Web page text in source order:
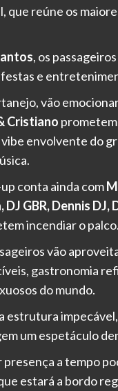
que reúne os
, os
e
vão
Cristiano
vibe envolvente do
conta ainda com
GBR, Dennis
incendiar o palco.
vão
gastronomia
do mundo.
estrutura
um espetáculo
a tempo
estará a bordo